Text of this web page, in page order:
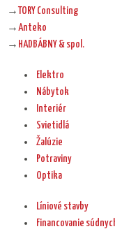
→ TORY Consulting
→ Anteko
→ HADBÁBNY & spol.
Elektro
Nábytok
Interiér
Svietidlá
Žalúzie
Potraviny
Optika
Líniové stavby
Financovanie